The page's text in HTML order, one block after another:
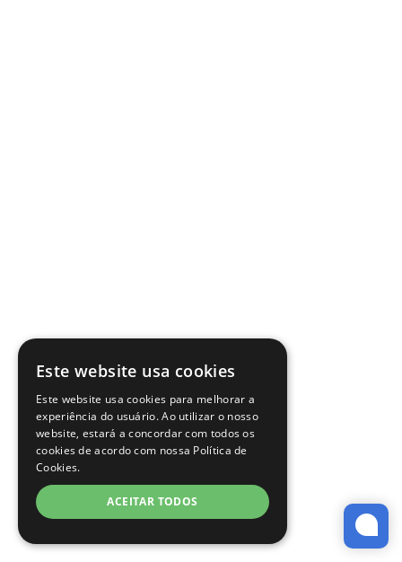
Este website usa cookies
Este website usa cookies para melhorar a
experiência do usuário. Ao utilizar o nosso
website, estará a concordar com todos os
cookies de acordo com nossa Política de
Cookies.
ACEITAR TODOS